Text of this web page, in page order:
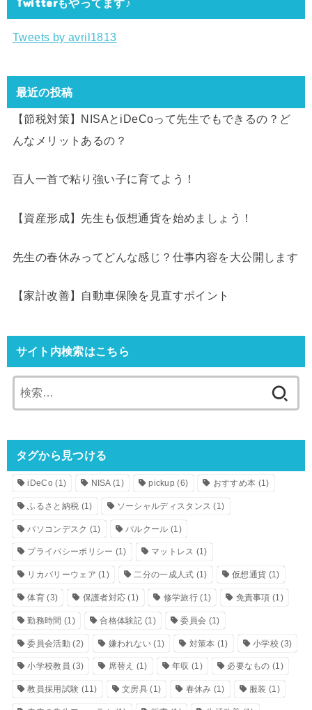
Tweets by avril1813
最近の投稿
【節税対策】NISAとiDeCoって先生でもできるの？ど
んなメリットあるの？
百人一首で粘り強い子に育てよう！
【資産形成】先生も仮想通貨を始めましょう！
先生の春休みってどんな感じ？仕事内容を大公開します
【家計改善】自動車保険を見直すポイント
サイト内検索はこちら
索:
タグから見つける
iDeCo (1) NISA(1) pickup (6) おすすめ本 (1)
ふるさと納税 (1) ソーシャルディスタンス (1)
パソコンデスク (1) パルクール (1)
プライバシーポリシー (1) マットレス (1)
リカバリーウェア (1) 二分の一成人式 (1) 仮想通貨 (1)
体育 (3) 保護者対応 (1) 修学旅行(1) 免責事項 (1)
勤務時間 (1) 合格体験記 (1) 委員会 (1)
委員会活動(2) 嫌われない (1) 対策本 (1) 小学校 (3)
小学校教員 (3) 席替え (1) 年収 (1) 必要なもの (1)
教員採用試験 (11) 文房具 (1) 春休み (1) 服装 (1)